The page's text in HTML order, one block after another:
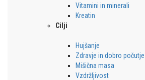
Vitamini in minerali
Kreatin
Cilji
Hujšanje
Zdravje in dobro počutje
Mišična masa
Vzdržljivost